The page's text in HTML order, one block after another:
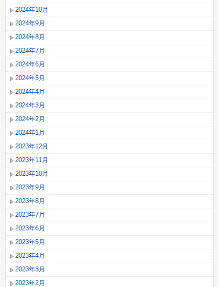
2024年10月
2024年9月
2024年8月
2024年7月
2024年6月
2024年5月
2024年4月
2024年3月
2024年2月
2024年1月
2023年12月
2023年11月
2023年10月
2023年9月
2023年8月
2023年7月
2023年6月
2023年5月
2023年4月
2023年3月
2023年2月